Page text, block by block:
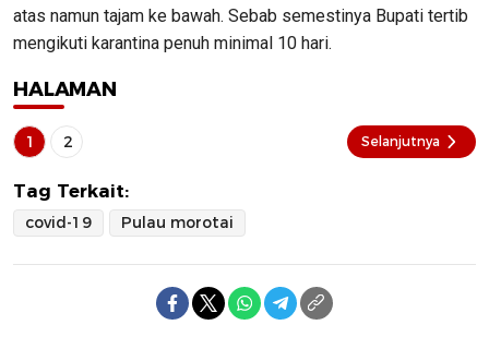
atas namun tajam ke bawah. Sebab semestinya Bupati tertib
mengikuti karantina penuh minimal 10 hari.
HALAMAN
1 2 Selanjutnya
Tag Terkait:
covid-19 Pulau morotai